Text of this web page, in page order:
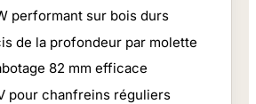
performant sur bois durs
de la profondeur par molette
82 mm efficace
pour chanfreins réguliers